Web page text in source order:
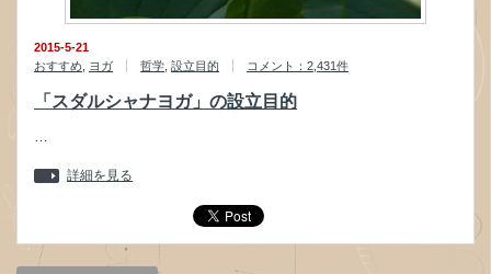
2015-5-21
おすすめ ヨガ 哲学 設立目的 コメント：2,431件
「スダルシャナヨガ」の設立目的
…
詳細を見る